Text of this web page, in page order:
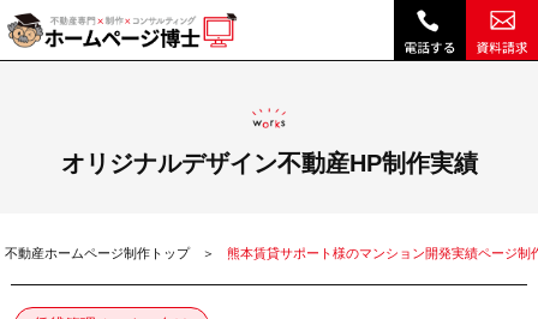
熊本賃貸サポート様のマンション開発実績ページ制作実績|ホームページ博士（博士.com）
オリジナルデザイン不動産HP制作実績
不動産ホームページ制作トップ 熊本賃貸サポート様のマンション開発実績ページ制